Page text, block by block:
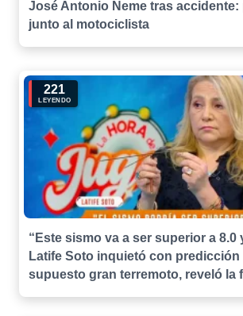
José Antonio Neme tras accidente:
junto al motociclista
221
LEYENDO
“Este sismo va a ser superior a 8.0
Latife Soto inquietó con predicción
supuesto gran terremoto, reveló la